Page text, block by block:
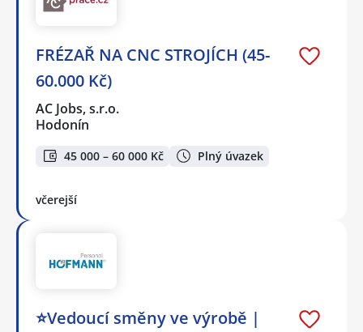
FRÉZAŘ NA CNC STROJÍCH (45-
60.000 Kč)
AC Jobs, s.r.o.
Hodonín
45 000 – 60 000 Kč Plný úvazek
včerejší
⭐Vedoucí směny ve výrobě |